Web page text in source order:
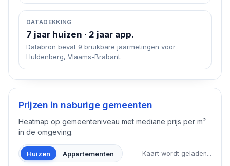
DATADEKKING
7 jaar huizen · 2 jaar app.
Databron bevat 9 bruikbare jaarmetingen voor
Huldenberg, Vlaams-Brabant.
Prijzen in naburige gemeenten
Heatmap op gemeenteniveau met mediane prijs per m²
in de omgeving.
Huizen Appartementen Kaart wordt geladen...